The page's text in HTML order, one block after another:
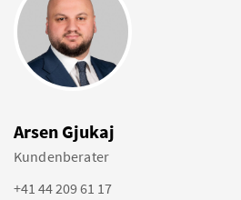
Arsen Gjukaj
Kundenberater
+41 44 209 61 17